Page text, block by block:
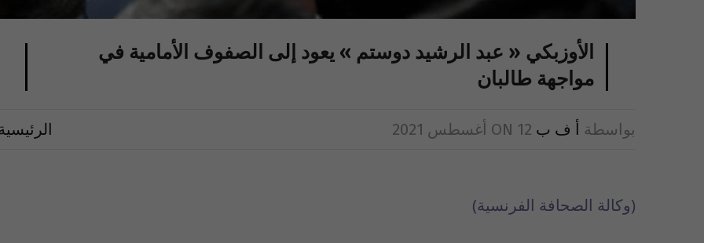
الأوزبكي « عبد الرشيد دوستم » يعود إلى الصفوف الأمامية في
مواجهة طالبان
بواسطة أ ف ب ON 12 أغسطس 2021
(وكالة الصحافة الفرنسية)